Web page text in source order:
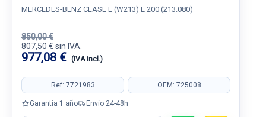
MERCEDES-BENZ CLASE E (W213) E 200 (213.080)
850,00 €
807,50 € sin IVA.
977,08 € (IVA incl.)
Ref: 7721983 OEM: 725008
Garantía 1 año Envío 24-48h